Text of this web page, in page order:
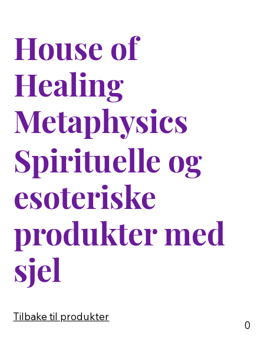
House of
Healing
Metaphysics
Spirituelle og
esoteriske
produkter med
sjel
Tilbake til produkter
0